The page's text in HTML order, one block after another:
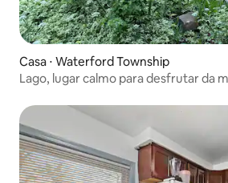
Casa ⋅ Waterford Township
Lago, lugar calmo para desfrutar da